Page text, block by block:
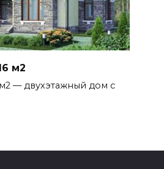
м2
— двухэтажный дом с